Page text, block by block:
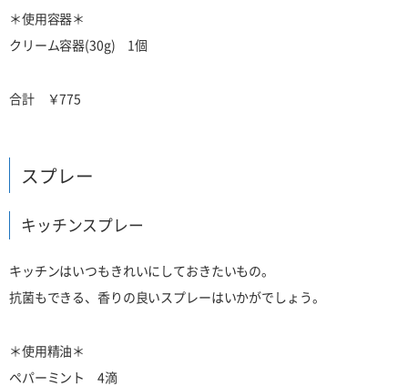
＊使用容器＊
クリーム容器(30g) 1個
合計 ￥775
スプレー
キッチンスプレー
キッチンはいつもきれいにしておきたいもの。
抗菌もできる、香りの良いスプレーはいかがでしょう。
＊使用精油＊
ペパーミント 4滴